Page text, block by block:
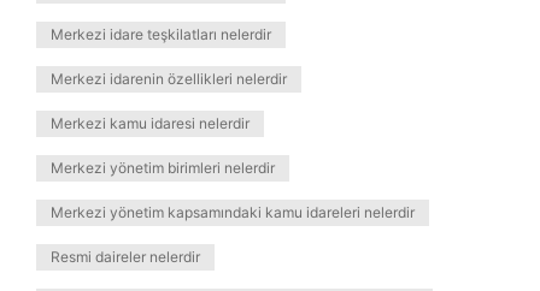
Merkezi idare teşkilatları nelerdir
Merkezi idarenin özellikleri nelerdir
Merkezi kamu idaresi nelerdir
Merkezi yönetim birimleri nelerdir
Merkezi yönetim kapsamındaki kamu idareleri nelerdir
Resmi daireler nelerdir